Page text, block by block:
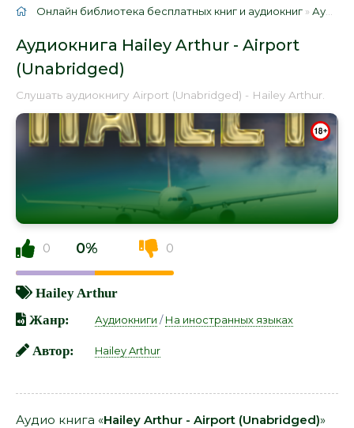
Онлайн библиотека бесплатных книг и аудиокниг »Аудиокниги
Аудиокнига Hailey Arthur - Airport
(Unabridged)
Слушать аудиокнигу Airport (Unabridged) - Hailey Arthur.
0 0% 0
Hailey Arthur
Жанр:
Аудиокниги /На иностранных языках
Автор: Hailey Arthur
Аудио книга «Hailey Arthur - Airport (Unabridged)»